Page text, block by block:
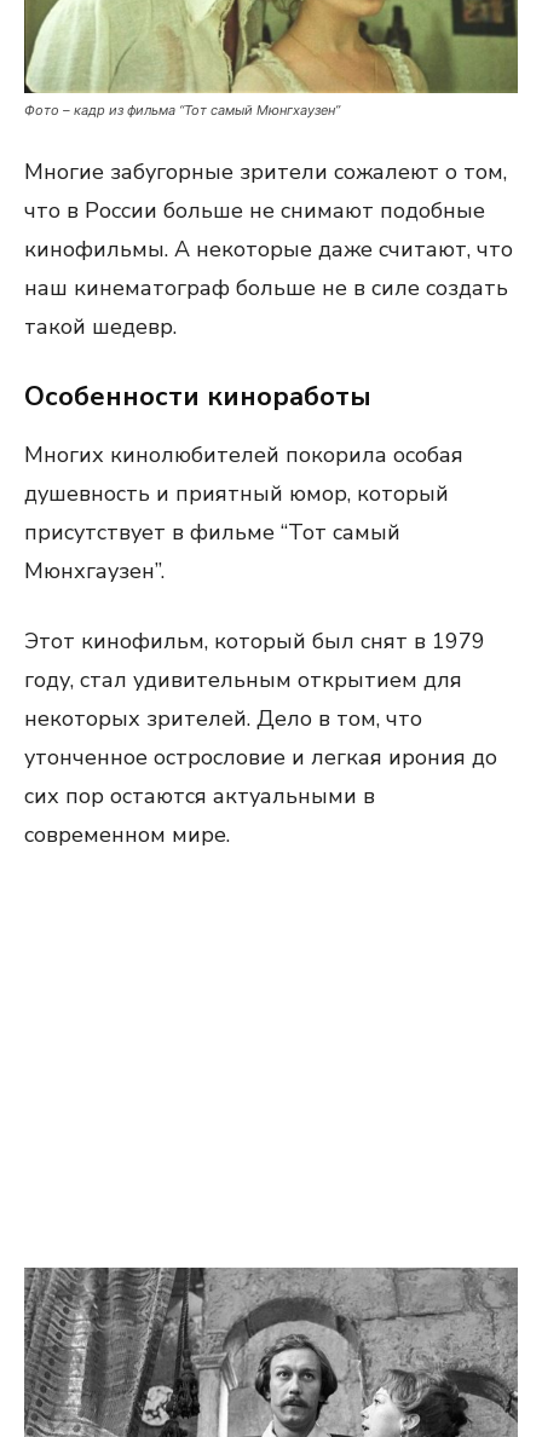
Фото – кадр из фильма “Тот самый Мюнгхаузен”
Многие забугорные зрители сожалеют о том,
что в России больше не снимают подобные
кинофильмы. А некоторые даже считают, что
наш кинематограф больше не в силе создать
такой шедевр.
Особенности киноработы
Многих кинолюбителей покорила особая
душевность и приятный юмор, который
присутствует в фильме “Тот самый
Мюнхгаузен”.
Этот кинофильм, который был снят в 1979
году, стал удивительным открытием для
некоторых зрителей. Дело в том, что
утонченное острословие и легкая ирония до
сих пор остаются актуальными в
современном мире.